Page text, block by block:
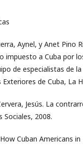
Aynel, y Anet Pino
impuesto a Cuba por
de especialistas de
Exteriores de Cuba, La
Jesús. La
Sociales, 2008.
Cuban Americans